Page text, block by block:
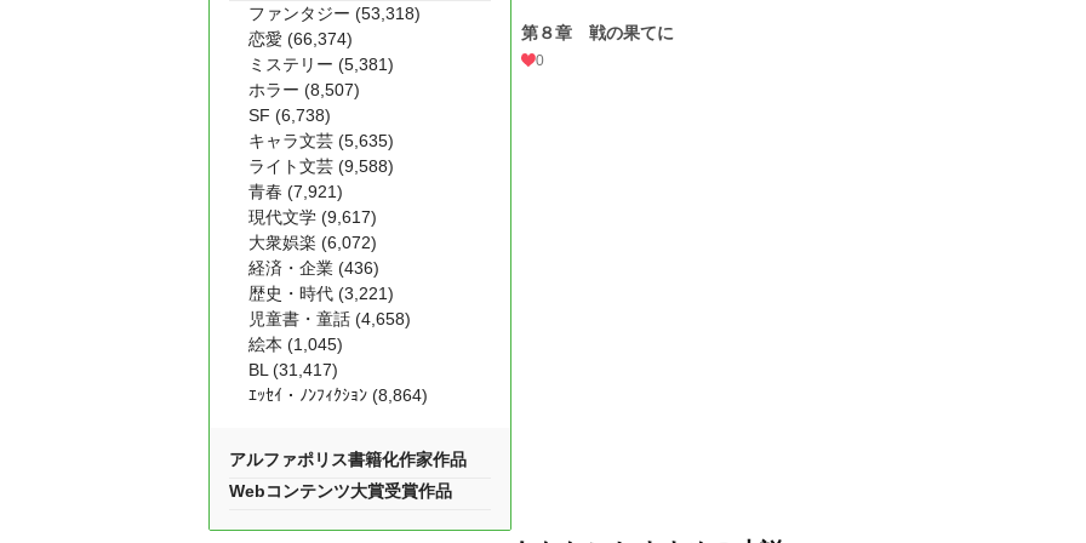
第８章 戦の果てに
0
ファンタジー (53,318)
恋愛 (66,374)
ミステリー (5,381)
ホラー (8,507)
SF (6,738)
キャラ文芸 (5,635)
ライト文芸 (9,588)
青春 (7,921)
現代文学 (9,617)
大衆娯楽 (6,072)
経済・企業 (436)
歴史・時代 (3,221)
児童書・童話 (4,658)
絵本 (1,045)
BL (31,417)
ｴｯｾｲ・ﾉﾝﾌｨｸｼｮﾝ (8,864)
アルファポリス書籍化作家作品
Webコンテンツ大賞受賞作品